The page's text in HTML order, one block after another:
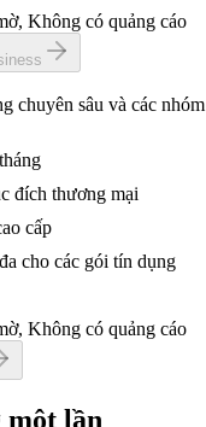
Không có quảng cáo
chuyên sâu và các nhóm
đích thương mại
cấp
cho các gói tín dụng
Không có quảng cáo
một lần